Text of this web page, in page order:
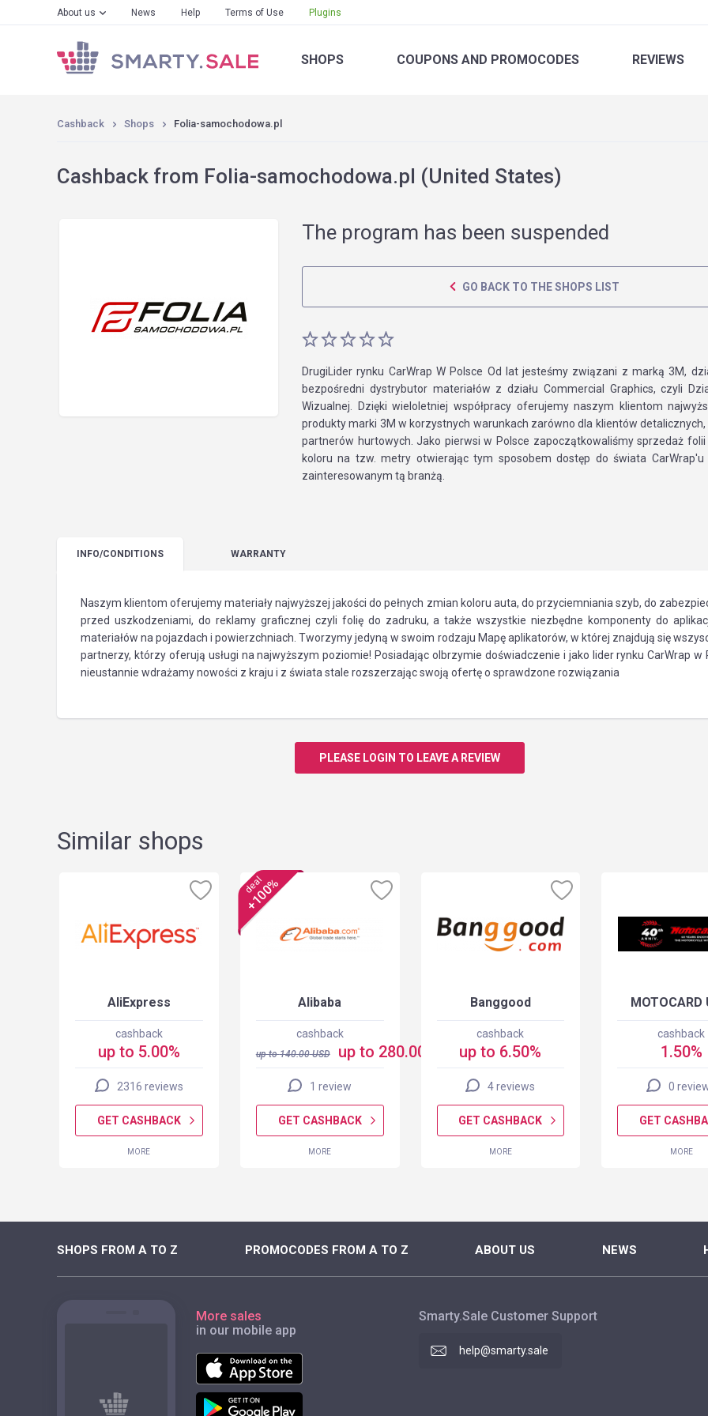
About us News Help Terms of Use Plugins
SHOPS COUPONS AND PROMOCODES REVIEWS
Cashback Shops Folia-samochodowa.pl
Cashback from Folia-samochodowa.pl (United States)
The program has been suspended
GO BACK TO THE SHOPS LIST
DrugiLider rynku CarWrap W Polsce Od lat jesteśmy związani z marką 3M,
bezpośredni dystrybutor materiałów z działu Commercial Graphics, czyli
Wizualnej. Dzięki wieloletniej współpracy oferujemy naszym klientom
produkty marki 3M w korzystnych warunkach zarówno dla klientów detalicznych,
partnerów hurtowych. Jako pierwsi w Polsce zapoczątkowaliśmy sprzedaż
koloru na tzw. metry otwierając tym sposobem dostęp do świata CarWrap'u
zainteresowanym tą branżą.
INFO/CONDITIONS WARRANTY
Naszym klientom oferujemy materiały najwyższej jakości do pełnych zmian koloru auta, do przyciemniania szyb, do
przed uszkodzeniami, do reklamy graficznej czyli folię do zadruku, a także wszystkie niezbędne komponenty do
materiałów na pojazdach i powierzchniach. Tworzymy jedyną w swoim rodzaju Mapę aplikatorów, w której znajdują się
partnerzy, którzy oferują usługi na najwyższym poziomie! Posiadając olbrzymie doświadczenie i jako lider rynku CarWrap w
nieustannie wdrażamy nowości z kraju i z świata stale rozszerzając swoją ofertę o sprawdzone rozwiązania
PLEASE LOGIN TO LEAVE A REVIEW
Similar shops
AliExpress
cashback
up to 5.00%
2316 reviews
GET CASHBACK
MORE
deal
+100%
Alibaba
cashback
up to140.00USD up to 280.00 USD
1 review
GET CASHBACK
MORE
Banggood
cashback
up to 6.50%
4 reviews
GET CASHBACK
MORE
MOTOCARD
cashback
1.50%
0
GET
MORE
SHOPS FROM A TO Z PROMOCODES FROM A TO Z ABOUT US NEWS
More sales
in our mobile app
Smarty.Sale Customer Support
help@smarty.sale